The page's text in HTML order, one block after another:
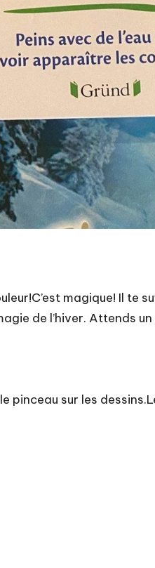
magique! Il te
de l’hiver. Attends
pinceau sur les